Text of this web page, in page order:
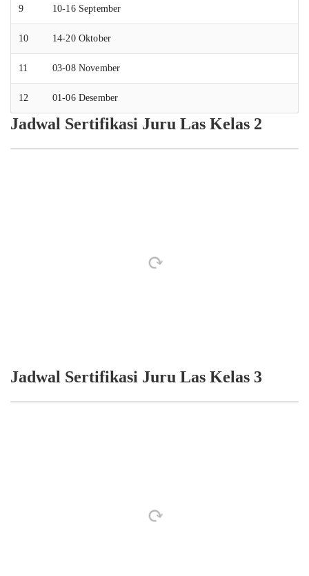
9 10-16 September
10 14-20 Oktober
11 03-08 November
12 01-06 Desember
Jadwal Sertifikasi Juru Las Kelas 2
Jadwal Sertifikasi Juru Las Kelas 3